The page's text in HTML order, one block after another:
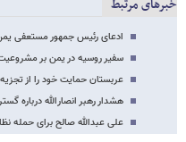
خبرهای مرتبط
ادعای رئیس جمهور مستعفی
سفیر روسیه در یمن بر
عربستان حمایت خود را از
هشدار رهبر انصارالله درباره
علی عبدالله صالح برای حمله